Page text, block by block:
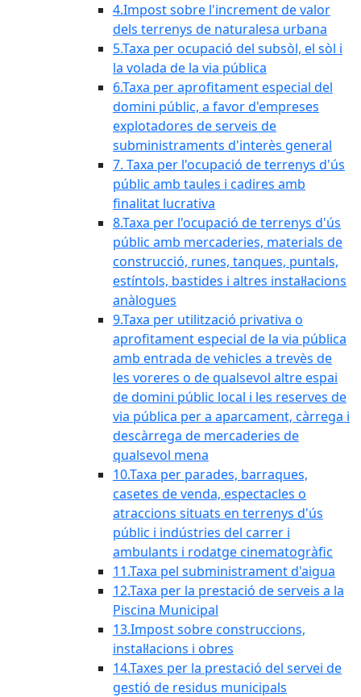
4.Impost sobre l'increment de valor
dels terrenys de naturalesa urbana
5.Taxa per ocupació del subsòl, el sòl i
la volada de la via pública
6.Taxa per aprofitament especial del
domini públic, a favor d'empreses
explotadores de serveis de
subministraments d'interès general
7. Taxa per l'ocupació de terrenys d'ús
públic amb taules i cadires amb
finalitat lucrativa
8.Taxa per l'ocupació de terrenys d'ús
públic amb mercaderies, materials de
construcció, runes, tanques, puntals,
estíntols, bastides i altres instal·lacions
anàlogues
9.Taxa per utilització privativa o
aprofitament especial de la via pública
amb entrada de vehicles a trevès de
les voreres o de qualsevol altre espai
de domini públic local i les reserves de
via pública per a aparcament, càrrega i
descàrrega de mercaderies de
qualsevol mena
10.Taxa per parades, barraques,
casetes de venda, espectacles o
atraccions situats en terrenys d'ús
públic i indústries del carrer i
ambulants i rodatge cinematogràfic
11.Taxa pel subministrament d'aigua
12.Taxa per la prestació de serveis a la
Piscina Municipal
13.Impost sobre construccions,
instal·lacions i obres
14.Taxes per la prestació del servei de
gestió de residus municipals